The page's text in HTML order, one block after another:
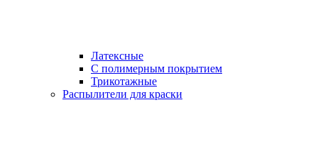
Латексные
С полимерным покрытием
Трикотажные
Распылители для краски